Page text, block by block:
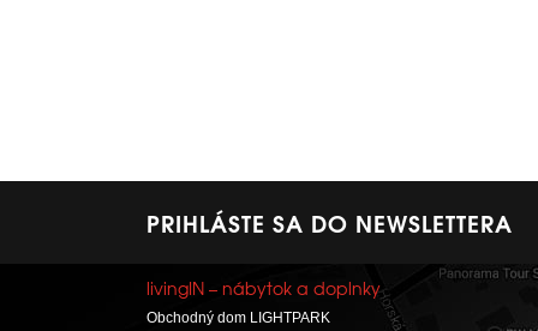
PRIHLÁSTE SA DO NEWSLETTERA
livingIN – nábytok a doplnky
Obchodný dom LIGHTPARK